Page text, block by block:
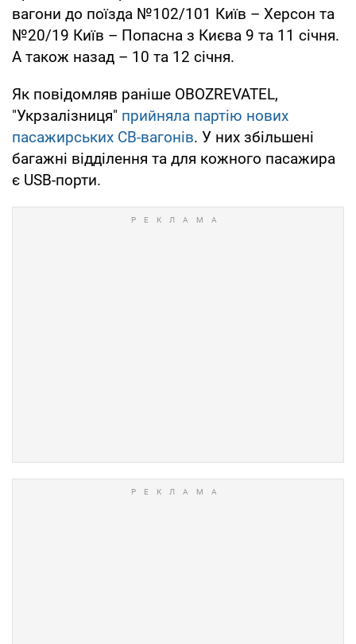
вагони до поїзда №102/101 Київ – Херсон та
№20/19 Київ – Попасна з Києва 9 та 11 січня.
А також назад – 10 та 12 січня.
Як повідомляв раніше OBOZREVATEL,
"Укрзалізниця" прийняла партію нових
пасажирських СВ-вагонів. У них збільшені
багажні відділення та для кожного пасажира
є USB-порти.